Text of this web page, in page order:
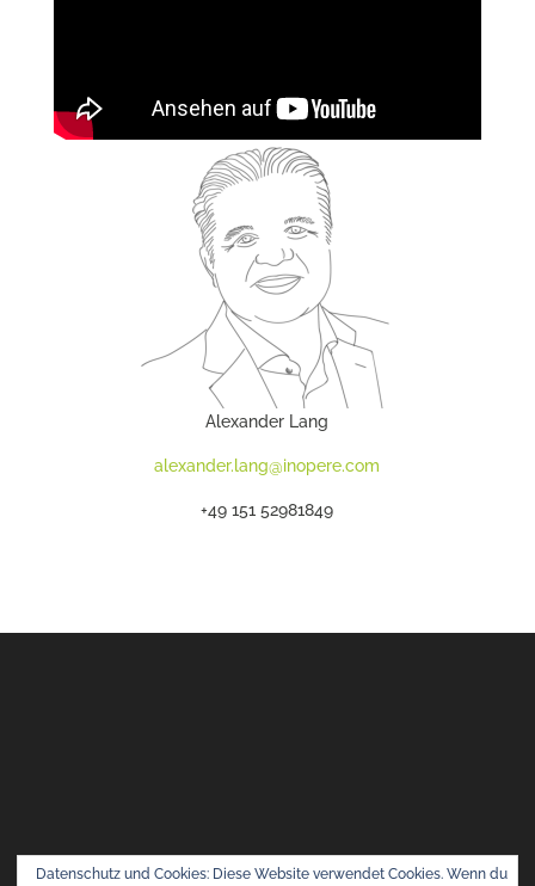
Alexander Lang
alexander.lang@inopere.com
+49 151 52981849
Datenschutz und Cookies: Diese Website verwendet Cookies. Wenn du